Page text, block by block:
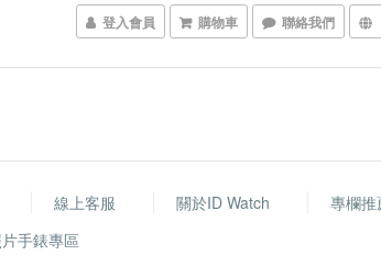
登入會員 購物車 聯絡我們
線上客服 關於ID Watch
專欄推
手錶專區